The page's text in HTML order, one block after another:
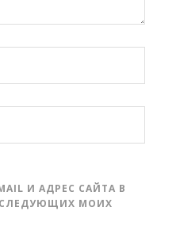
И АДРЕС САЙТА В
МОИХ